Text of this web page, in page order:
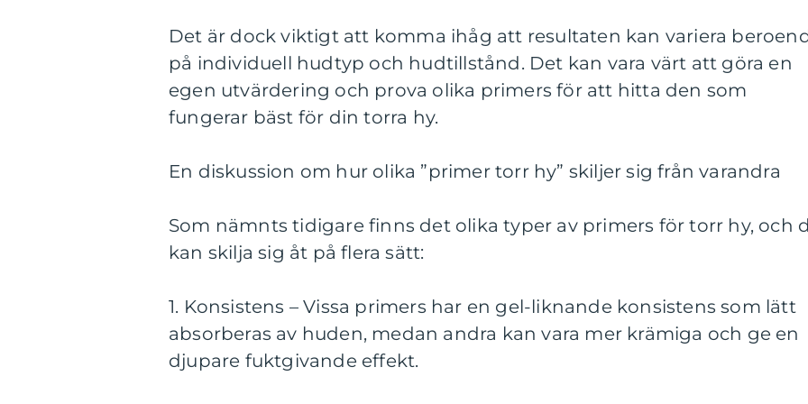
Det är dock viktigt att komma ihåg att resultaten kan variera
på individuell hudtyp och hudtillstånd. Det kan vara värt att göra en
egen utvärdering och prova olika primers för att hitta den som
fungerar bäst för din torra hy.
En diskussion om hur olika ”primer torr hy” skiljer sig från varandra
Som nämnts tidigare finns det olika typer av primers för torr hy, och
kan skilja sig åt på flera sätt:
1. Konsistens – Vissa primers har en gel-liknande konsistens som lätt
absorberas av huden, medan andra kan vara mer krämiga och ge en
djupare fuktgivande effekt.